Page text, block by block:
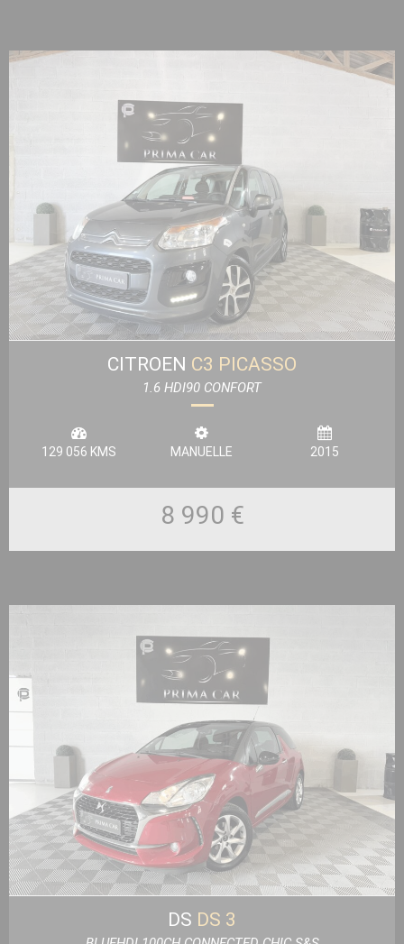
CITROEN C3 PICASSO
1.6 HDI90 CONFORT
129 056 KMS MANUELLE 2015
8 990 €
DS DS 3